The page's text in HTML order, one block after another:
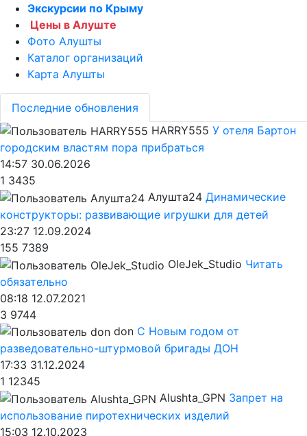
Экскурсии по Крыму
Цены в Алуште
Фото Алушты
Каталог организаций
Карта Алушты
Последние обновления
HARRY555 У отеля Бартон
городским властям пора прибраться
14:57 30.06.2026
1 3435
Алушта24 Динамические
конструкторы: развивающие игрушки для детей
23:27 12.09.2024
155 7389
OleJek_Studio Читать
обязательно
08:18 12.07.2021
3 9744
don С Новым годом от
разведовательно-штурмовой бригады ДОН
17:33 31.12.2024
1 12345
Alushta_GPN Запрет на
использование пиротехнических изделий
15:03 12.10.2023